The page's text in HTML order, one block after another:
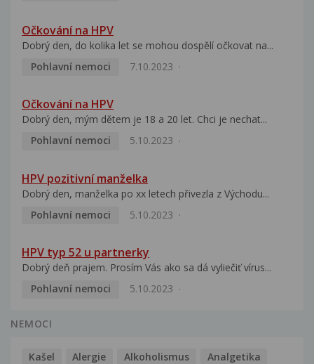
Očkování na HPV
Dobrý den, do kolika let se mohou dospělí očkovat na...
Pohlavní nemoci
7.10.2023
Očkování na HPV
Dobrý den, mým dětem je 18 a 20 let. Chci je nechat...
Pohlavní nemoci
5.10.2023
HPV pozitivní manželka
Dobrý den, manželka po xx letech přivezla z Východu...
Pohlavní nemoci
5.10.2023
HPV typ 52 u partnerky
Dobrý deň prajem. Prosím Vás ako sa dá vyliečiť vírus...
Pohlavní nemoci
5.10.2023
NEMOCI
Kašel Alergie Alkoholismus
Analgetika